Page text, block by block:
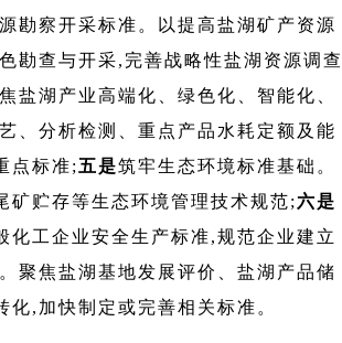
勘察开采标准。以提高盐湖矿产资源
勘查与开采,完善战略性盐湖资源调查
盐湖产业高端化、绿色化、智能化、
、分析检测、重点产品水耗定额及能
点标准; 五是筑牢生态环境标准基础。
矿贮存等生态环境管理技术规范;六是
化工企业安全生产标准,规范企业建立
聚焦盐湖基地发展评价、盐湖产品储
,加快制定或完善相关标准。